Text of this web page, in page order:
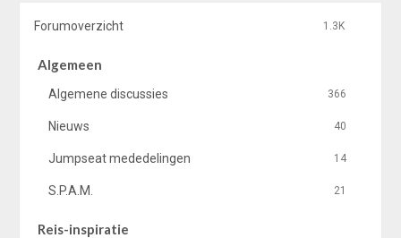
1.3K
Forumoverzicht
Algemeen
366
Algemene discussies
40
Nieuws
14
Jumpseat mededelingen
21
S.P.A.M.
Reis-inspiratie